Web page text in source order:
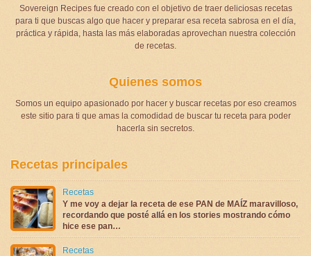
Sovereign Recipes fue creado con el objetivo de traer deliciosas recetas
para ti que buscas algo que hacer y preparar esa receta sabrosa en el día,
práctica y rápida, hasta las más elaboradas aprovechan nuestra colección
de recetas.
Quienes somos
Somos un equipo apasionado por hacer y buscar recetas por eso creamos
este sitio para ti que amas la comodidad de buscar tu receta para poder
hacerla sin secretos.
Recetas principales
Recetas
Y me voy a dejar la receta de ese PAN de MAÍZ maravilloso,
recordando que posté allá en los stories mostrando cómo
hice ese pan…
Recetas